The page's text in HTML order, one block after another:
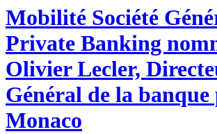
Mobilité Société
Private Banking
Olivier Lecler,
Général de la banque
Monaco